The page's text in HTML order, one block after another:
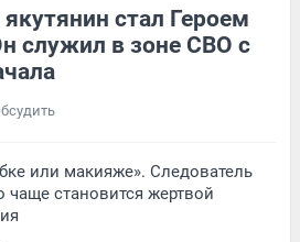
стал Героем
служил в зоне СВО с
или макияже». Следователь
чаще становится жертвой